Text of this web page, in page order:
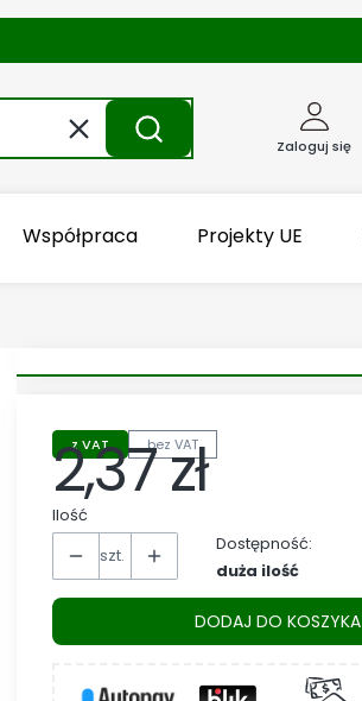
WyczyśćSzukaj Zaloguj się
Współpraca Projekty UE
z VAT bez VAT
Cena
2,37 zł
Ilość
szt.
Dostępność:
duża ilość
DODAJ DO KOSZYKA